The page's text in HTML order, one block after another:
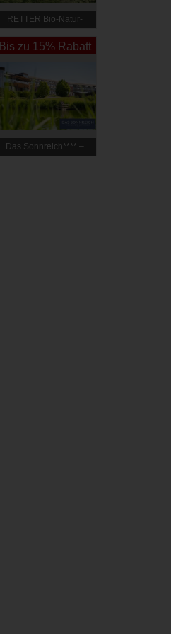
RETTER Bio-Natur-
Resort 4*Superior
Bis zu 15% Rabatt
Das Sonnreich**** –
Thermenhotel